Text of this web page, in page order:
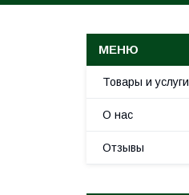
Товары и услуги
О нас
Отзывы